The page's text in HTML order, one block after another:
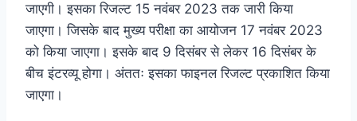
जाएगी। इसका रिजल्ट 15 नवंबर 2023 तक जारी किया
जाएगा। जिसके बाद मुख्य परीक्षा का आयोजन 17 नवंबर 2023
को किया जाएगा। इसके बाद 9 दिसंबर से लेकर 16 दिसंबर के
बीच इंटरव्यू होगा। अंततः इसका फाइनल रिजल्ट प्रकाशित किया
जाएगा।